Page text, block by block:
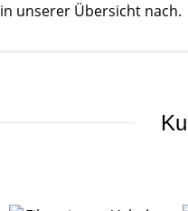
in unserer Übersicht nach.